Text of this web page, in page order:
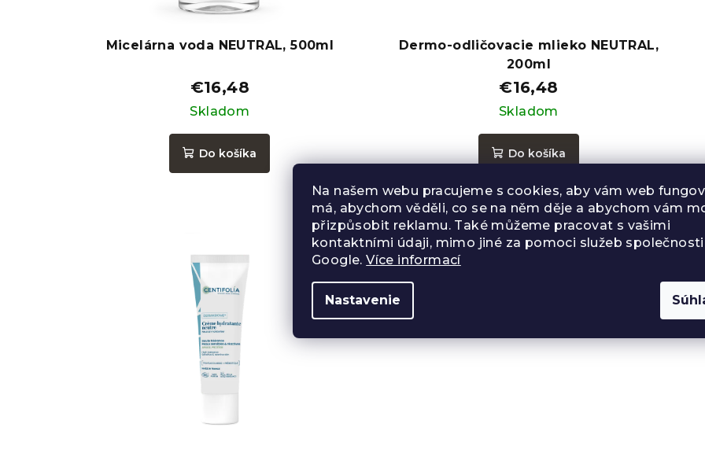
Na našem webu pracujeme s cookies, aby vám web
má, abychom věděli, co se na něm děje a abychom vám
přizpůsobit reklamu. Také můžeme pracovat s vašimi
kontaktními údaji, mimo jiné za pomoci služeb společnosti
Google.Více informací
Nastavenie
Micelárna voda NEUTRAL, 500ml
€16,48
Skladom
Do košíka
Dermo-odličovacie mlieko NEUTRAL,
200ml
€16,48
Skladom
Do košíka